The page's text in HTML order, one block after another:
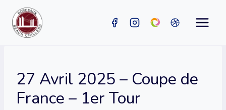
Aller
contenu
27 Avril 2025 – Coupe de
France – 1er Tour